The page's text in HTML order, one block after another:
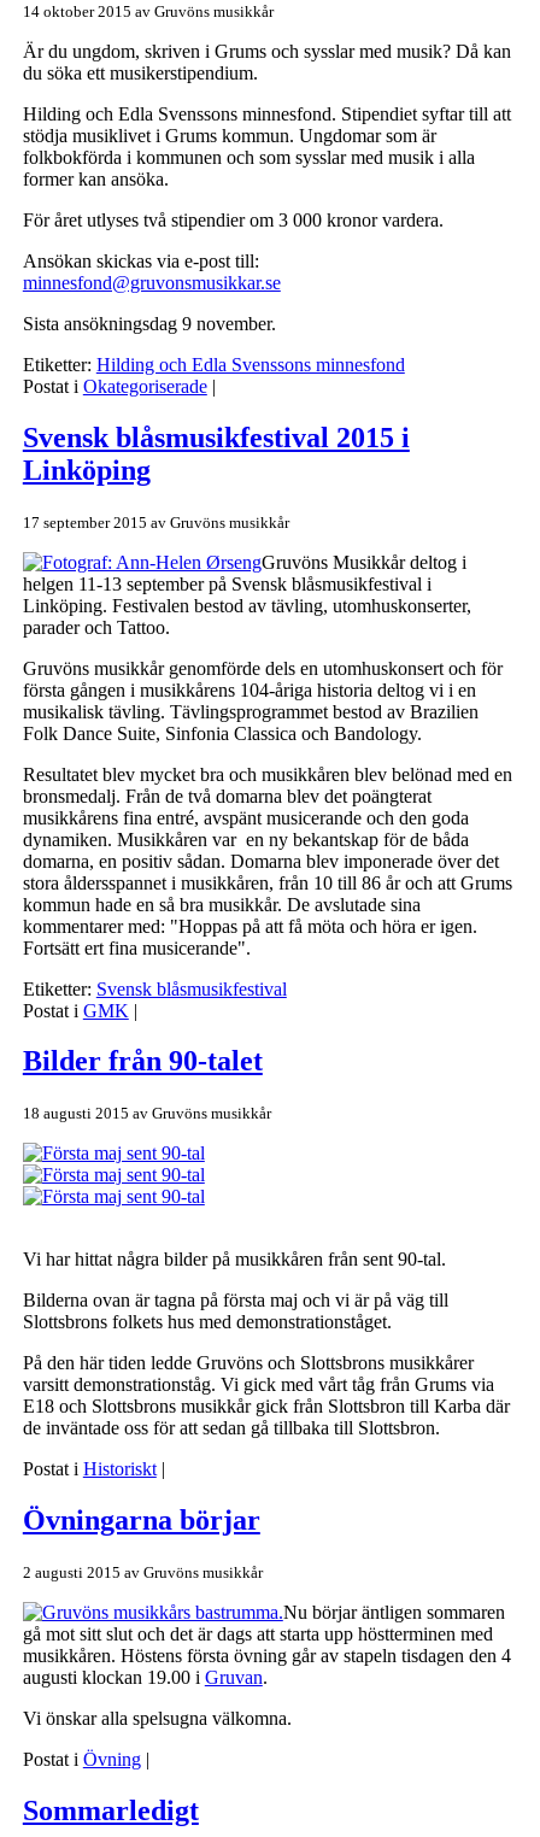
14 oktober 2015 av Gruvöns musikkår
Är du ungdom, skriven i Grums och sysslar med musik? Då kan
du söka ett musikerstipendium.
Hilding och Edla Svenssons minnesfond. Stipendiet syftar till att
stödja musiklivet i Grums kommun. Ungdomar som är
folkbokförda i kommunen och som sysslar med musik i alla
former kan ansöka.
För året utlyses två stipendier om 3 000 kronor vardera.
Ansökan skickas via e-post till:
minnesfond@gruvonsmusikkar.se
Sista ansökningsdag 9 november.
Etiketter: Hilding och Edla Svenssons minnesfond
Postat i Okategoriserade|
Svensk blåsmusikfestival 2015 i
Linköping
17 september 2015 av Gruvöns musikkår
Gruvöns Musikkår deltog i
helgen 11-13 september på Svensk blåsmusikfestival i
Linköping. Festivalen bestod av tävling, utomhuskonserter,
parader och Tattoo.
Gruvöns musikkår genomförde dels en utomhuskonsert och för
första gången i musikkårens 104-åriga historia deltog vi i en
musikalisk tävling. Tävlingsprogrammet bestod av Brazilien
Folk Dance Suite, Sinfonia Classica och Bandology.
Resultatet blev mycket bra och musikkåren blev belönad med en
bronsmedalj. Från de två domarna blev det poängterat
musikkårens fina entré, avspänt musicerande och den goda
dynamiken. Musikkåren var en ny bekantskap för de båda
domarna, en positiv sådan. Domarna blev imponerade över det
stora åldersspannet i musikkåren, från 10 till 86 år och att Grums
kommun hade en så bra musikkår. De avslutade sina
kommentarer med: "Hoppas på att få möta och höra er igen.
Fortsätt ert fina musicerande".
Etiketter: Svensk blåsmusikfestival
Postat i GMK |
Bilder från 90-talet
18 augusti 2015 av Gruvöns musikkår
Vi har hittat några bilder på musikkåren från sent 90-tal.
Bilderna ovan är tagna på första maj och vi är på väg till
Slottsbrons folkets hus med demonstrationståget.
På den här tiden ledde Gruvöns och Slottsbrons musikkårer
varsitt demonstrationståg. Vi gick med vårt tåg från Grums via
E18 och Slottsbrons musikkår gick från Slottsbron till Karba där
de inväntade oss för att sedan gå tillbaka till Slottsbron.
Postat i Historiskt|
Övningarna börjar
2 augusti 2015 av Gruvöns musikkår
Nu börjar äntligen sommaren
gå mot sitt slut och det är dags att starta upp höstterminen med
musikkåren. Höstens första övning går av stapeln tisdagen den 4
augusti klockan 19.00 i Gruvan.
Vi önskar alla spelsugna välkomna.
Postat i Övning|
Sommarledigt